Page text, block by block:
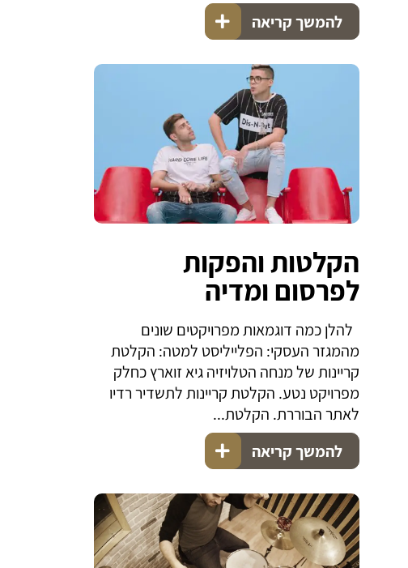
להמשך קריאה
הקלטות והפקות
לפרסום ומדיה
להלן כמה דוגמאות מפרויקטים שונים
מהמגזר העסקי: הפלייליסט למטה: הקלטת
קריינות של מנחה הטלויזיה גיא זוארץ כחלק
מפרויקט נטע. הקלטת קריינות לתשדיר רדיו
לאתר הבוררת. הקלטת...
להמשך קריאה